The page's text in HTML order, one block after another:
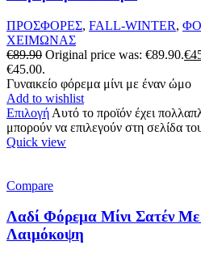
ΠΡΟΣΦΟΡΕΣ, FALL-WINTER,
ΧΕΙΜΩΝΑΣ
€89.90 Original price was: €89.90.€
€45.00.
Γυναικείο φόρεμα μίνι με έναν ώμο
Add to wishlist
Επιλογή Αυτό το προϊόν έχει
μπορούν να επιλεγούν στη σελίδα
Quick view
Compare
Λαδί Φόρεμα Μίνι Σατέν
Λαιμόκοψη